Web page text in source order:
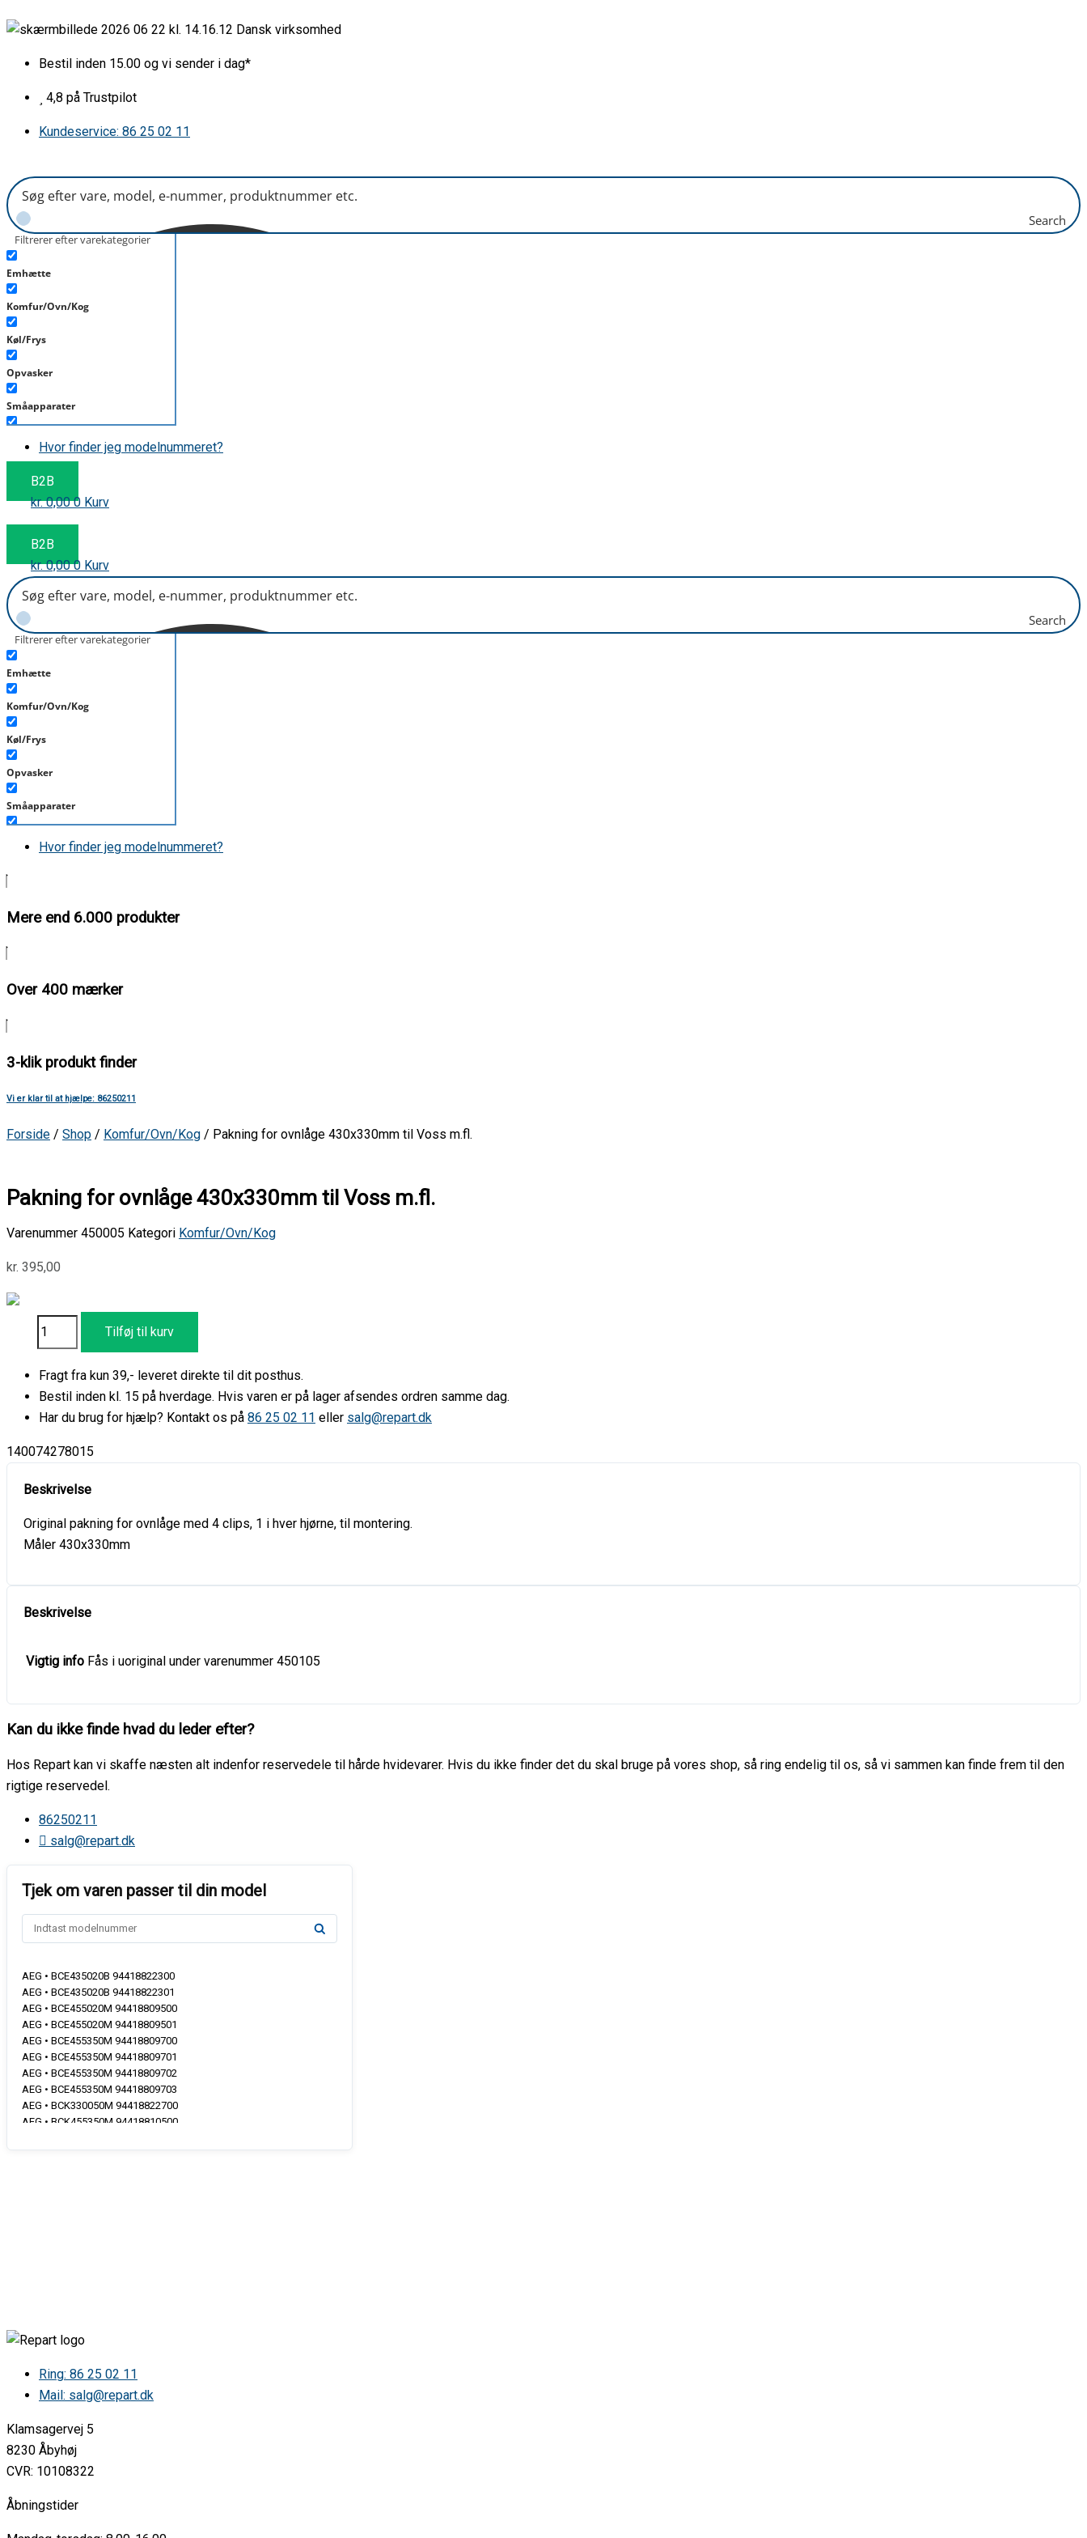
til
Dansk virksomhed
Bestil inden 15.00 og vi sender i dag*
4,8 på Trustpilot
Kundeservice: 86 25 02 11
Search
Filtrerer efter varekategorier
Emhætte
Komfur/Ovn/Kog
Køl/Frys
Opvasker
Småapparater
Støvsuger
Tilbehør/Plejemidler
Vaskemaskine
Hvor finder jeg modelnummeret?
B2B
kr.0,00 0 Kurv
B2B
kr.0,00 0 Kurv
Search
Filtrerer efter varekategorier
Emhætte
Komfur/Ovn/Kog
Køl/Frys
Opvasker
Småapparater
Støvsuger
Tørretumbler
Hvor finder jeg modelnummeret?
Mere end 6.000 produkter
Over 400 mærker
3-klik produkt finder
Vi er klar til at hjælpe: 86250211
Forside / Shop / Komfur/Ovn/Kog / Pakning for ovnlåge 430x330mm til Voss m.fl.
Pakning for ovnlåge 430x330mm til Voss m.fl.
Varenummer 450005 Kategori Komfur/Ovn/Kog
kr. 395,00
for
430x330mm
m.fl.
Tilføj til kurv
Fragt fra kun 39,- leveret direkte til dit posthus.
Bestil inden kl. 15 på hverdage. Hvis varen er på lager afsendes ordren samme dag.
Har du brug for hjælp? Kontakt os på 86 25 02 11 eller salg@repart.dk
140074278015
Original pakning for ovnlåge med 4 clips, 1 i hver hjørne, til montering.
Måler 430x330mm
Vigtig info Fås i uoriginal under varenummer 450105
Kan du ikke finde hvad du leder efter?
Hos Repart kan vi skaffe næsten alt indenfor reservedele til hårde hvidevarer. Hvis du ikke finder det du skal bruge på vores shop, så ring endelig til os, så vi sammen kan finde frem til den
rigtige reservedel.
86250211
salg@repart.dk
AEG • BCE435020B 94418822300
AEG • BCE435020B 94418822301
AEG • BCE455020M 94418809500
AEG • BCE455020M 94418809501
AEG • BCE455350M 94418809700
AEG • BCE455350M 94418809701
AEG • BCE455350M 94418809702
AEG • BCE455350M 94418809703
AEG • BCK330050M 94418822700
AEG • BCK455350M 94418810500
AEG • BCK455350M 94418810502
AEG • BCK45622YM 94418810900
AEG • BCS455020M 94418809600
AEG • BCS455020M 94418809601
AEG • BCS455020M 94418809603
AEG • BCS455220B 94418840000
AEG • BCS45522CM 94418812100
AEG • BCS45522CM 94418812101
AEG • BCS45532XM 94418812201
Ring: 86 25 02 11
Mail: salg@repart.dk
Klamsagervej 5
8230 Åbyhøj
CVR: 10108322
Åbningstider